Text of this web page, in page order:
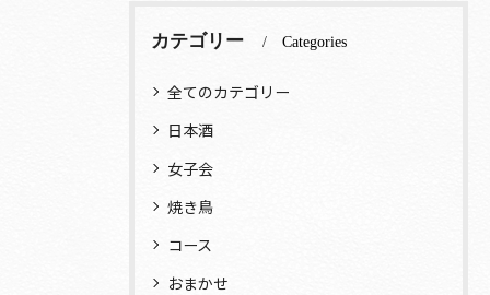
カテゴリー Categories
全てのカテゴリー
日本酒
女子会
焼き鳥
コース
おまかせ